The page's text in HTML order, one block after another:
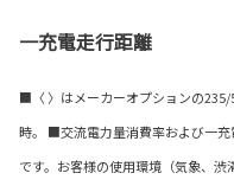
一充電走行距離
■〈 〉はメーカーオプションの
時。 ■交流電力量消費率および一
です。お客様の使用環境（気象、渋